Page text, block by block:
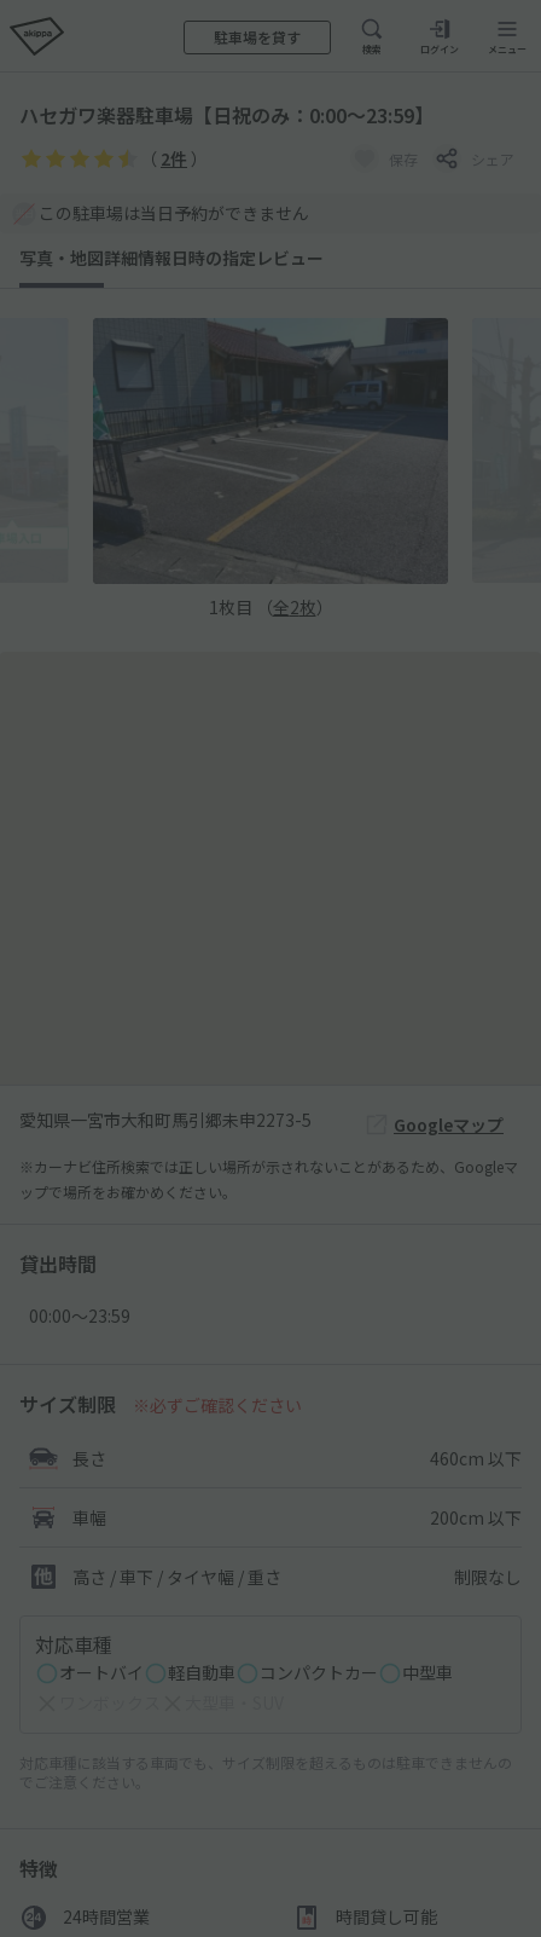
駐車場を貸す
検索 ログイン メニュー
ハセガワ楽器駐車場【日祝のみ：0:00～23:59】
（ 2件 ） 保存 シェア
この駐車場は当日予約ができません
写真・地図詳細情報日時の指定 レビュー
1枚目 （全2枚）
愛知県一宮市大和町馬引郷未申2273-5 Googleマップ
※カーナビ住所検索では正しい場所が示されないことがあるため、Googleマ
ップで場所をお確かめください。
貸出時間
00:00〜23:59
サイズ制限 ※必ずご確認ください
長さ 460cm 以下
車幅 200cm 以下
高さ / 車下 / タイヤ幅 / 重さ 制限なし
対応車種
オートバイ 軽自動車 コンパクトカー
中型車
対応車種に該当する車両でも、サイズ制限を超えるものは駐車できませんの
でご注意ください。
特徴
24時間営業 時間貸し可能